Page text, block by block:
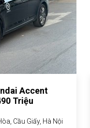
Accent
Triệu
Cầu Giấy, Hà Nội